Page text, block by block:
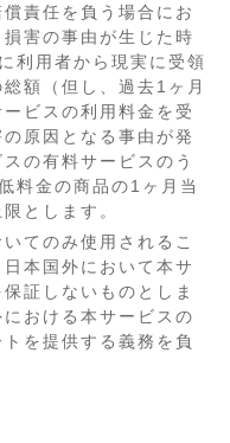
責任を負う場合にお
害の事由が生じた時
利用者から現実に受領
額（但し、過去1ヶ月
ビスの利用料金を受
原因となる事由が発
の有料サービスのう
料金の商品の1ヶ月当
とします。
てのみ使用されるこ
本国外において本サ
証しないものとしま
おける本サービスの
を提供する義務を負